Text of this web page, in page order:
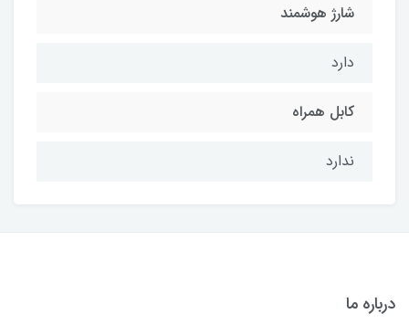
شارژ هوشمند
دارد
کابل همراه
ندارد
درباره ما